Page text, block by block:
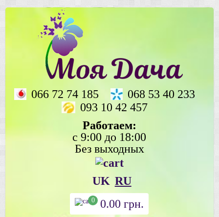
066 72 74 185
068 53 40 233
093 10 42 457
Работаем:
с 9:00 до 18:00
Без выходных
UK RU
0 0.00грн.